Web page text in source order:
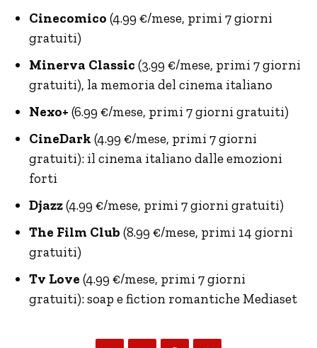
Cinecomico (4.99 €/mese, primi 7 giorni
gratuiti)
Minerva Classic (3.99 €/mese, primi 7 giorni
gratuiti), la memoria del cinema italiano
Nexo+ (6.99 €/mese, primi 7 giorni gratuiti)
CineDark (4.99 €/mese, primi 7 giorni
gratuiti): il cinema italiano dalle emozioni
forti
Djazz(4.99 €/mese, primi 7 giorni gratuiti)
The Film Club (8.99 €/mese, primi 14 giorni
gratuiti)
Tv Love (4.99 €/mese, primi 7 giorni
gratuiti): soap e fiction romantiche Mediaset